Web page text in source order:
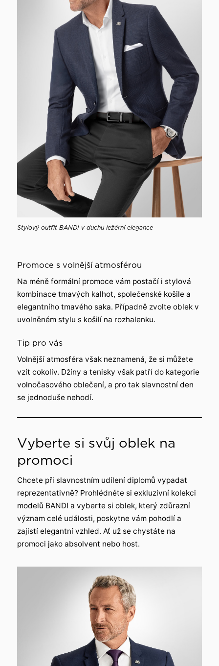
Stylový outfit BANDI v duchu ležérní elegance
Promoce s volnější atmosférou
Na méně formální promoce vám postačí i stylová
kombinace tmavých kalhot, společenské košile a
elegantního tmavého saka. Případně zvolte oblek v
uvolněném stylu s košilí na rozhalenku.
Tip pro vás
Volnější atmosféra však neznamená, že si můžete
vzít cokoliv. Džíny a tenisky však patří do kategorie
volnočasového oblečení, a pro tak slavnostní den
se jednoduše nehodí.
Vyberte si svůj oblek na
promoci
Chcete při slavnostním udílení diplomů vypadat
reprezentativně? Prohlédněte si exkluzivní kolekci
modelů BANDI a vyberte si oblek, který zdůrazní
význam celé události, poskytne vám pohodlí a
zajistí elegantní vzhled. Ať už se chystáte na
promoci jako absolvent nebo host.